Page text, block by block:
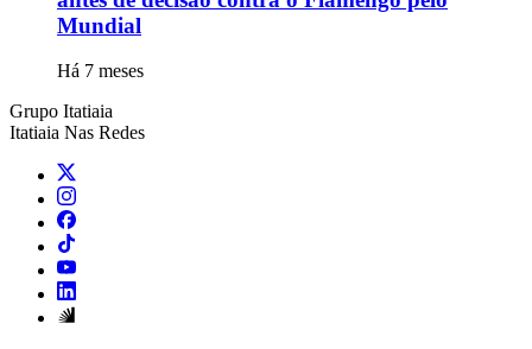
Mundial
Há 7 meses
Grupo Itatiaia
Itatiaia Nas Redes